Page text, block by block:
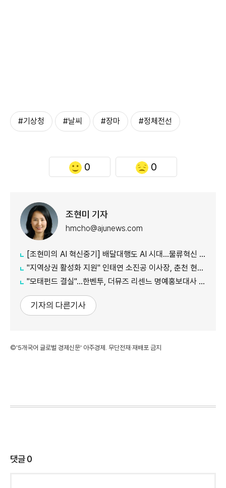
#기상청 #날씨 #장마 #정체전선
0 0
조현미 기자
hmcho@ajunews.com
[조현미의 AI 혁신중기] 배달대행도 AI 시대…물류혁신 선도하는 부릉
"지역상권 활성화 지원" 인태연 소진공 이사장, 춘천 현장방문
"모태펀드 결실"…한벤투, 더뮤즈 리센느 명예홍보대사 임명
기자의 다른기사
©'5개국어 글로벌 경제신문' 아주경제. 무단전재·재배포 금지
댓글0